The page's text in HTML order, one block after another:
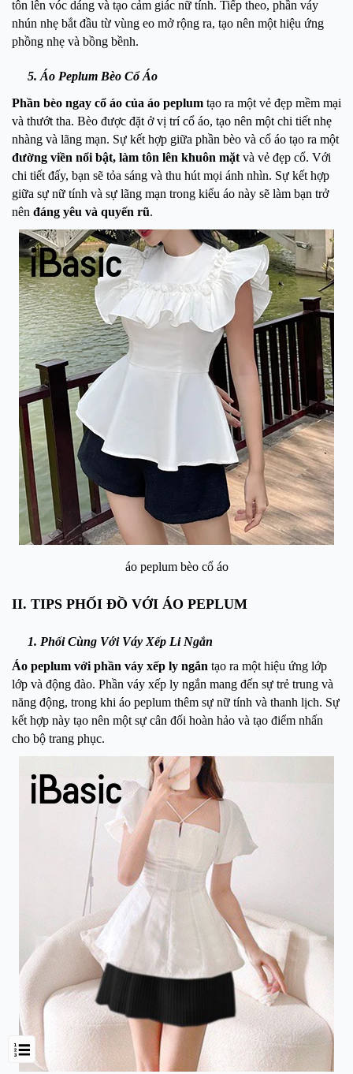
tôn lên vóc dáng và tạo cảm giác nữ tính. Tiếp theo, phần váy
nhún nhẹ bắt đầu từ vùng eo mở rộng ra, tạo nên một hiệu ứng
phồng nhẹ và bồng bềnh.
5. Áo Peplum Bèo Cổ Áo
Phần bèo ngay cổ áo của áo peplum tạo ra một vẻ đẹp mềm mại
và thướt tha. Bèo được đặt ở vị trí cổ áo, tạo nên một chi tiết nhẹ
nhàng và lãng mạn. Sự kết hợp giữa phần bèo và cổ áo tạo ra một
đường viền nổi bật, làm tôn lên khuôn mặt và vẻ đẹp cổ. Với
chi tiết đấy, bạn sẽ tỏa sáng và thu hút mọi ánh nhìn. Sự kết hợp
giữa sự nữ tính và sự lãng mạn trong kiểu áo này sẽ làm bạn trở
nên đáng yêu và quyến rũ.
áo peplum bèo cổ áo
II. TIPS PHỐI ĐỒ VỚI ÁO PEPLUM
1. Phối Cùng Với Váy Xếp Li Ngắn
Áo peplum với phần váy xếp ly ngắn tạo ra một hiệu ứng lớp
lớp và động đào. Phần váy xếp ly ngắn mang đến sự trẻ trung và
năng động, trong khi áo peplum thêm sự nữ tính và thanh lịch. Sự
kết hợp này tạo nên một sự cân đối hoàn hảo và tạo điểm nhấn
cho bộ trang phục.